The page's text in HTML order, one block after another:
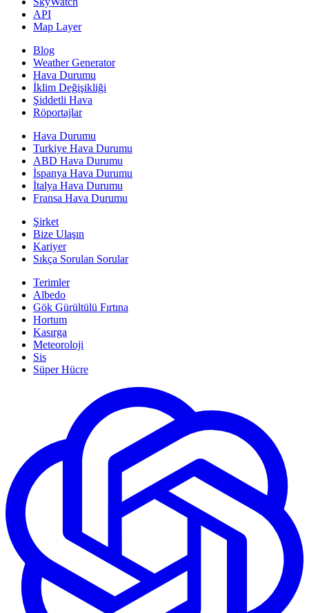
API
Map Layer
Blog
Weather Generator
Hava Durumu
İklim Değişikliği
Şiddetli Hava
Röportajlar
Hava Durumu
Turkiye Hava Durumu
ABD Hava Durumu
İspanya Hava Durumu
İtalya Hava Durumu
Fransa Hava Durumu
Şirket
Bize Ulaşın
Kariyer
Sıkça Sorulan Sorular
Terimler
Albedo
Gök Gürültülü Fırtına
Hortum
Kasırga
Meteoroloji
Sis
Süper Hücre